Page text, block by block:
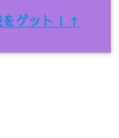
ゲット！↑